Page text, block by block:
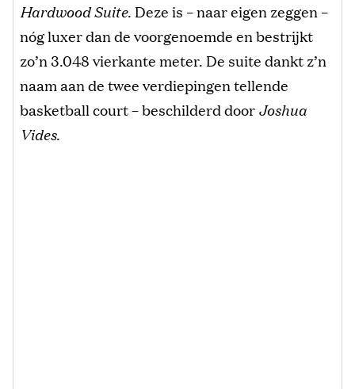
Hardwood Suite. Deze is – naar eigen zeggen –
nóg luxer dan de voorgenoemde en bestrijkt
zo’n 3.048 vierkante meter. De suite dankt z’n
naam aan de twee verdiepingen tellende
basketball court – beschilderd doorJoshua
Vides.